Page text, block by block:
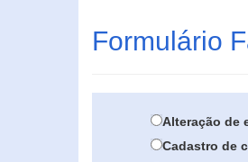
Formulário
Alteração de
Cadastro de